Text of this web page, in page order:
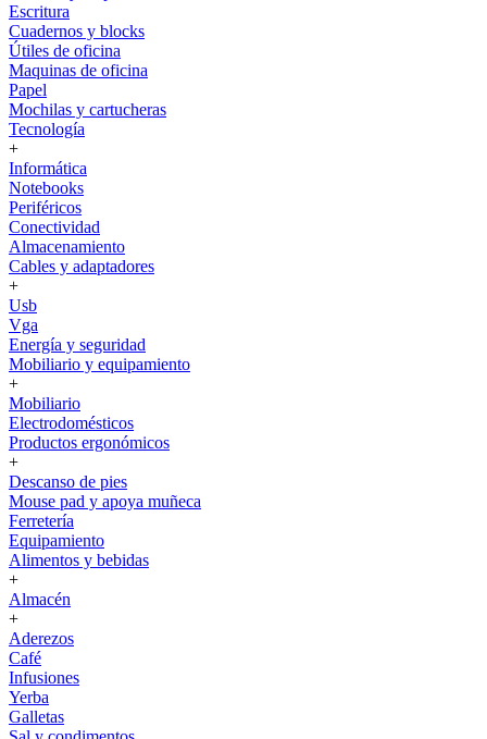
Escritura
Cuadernos y blocks
Útiles de oficina
Maquinas de oficina
Papel
Mochilas y cartucheras
Tecnología
+
Informática
Notebooks
Periféricos
Conectividad
Almacenamiento
Cables y adaptadores
+
Usb
Vga
Energía y seguridad
Mobiliario y equipamiento
+
Mobiliario
Electrodomésticos
Productos ergonómicos
+
Descanso de pies
Mouse pad y apoya muñeca
Ferretería
Equipamiento
Alimentos y bebidas
+
Almacén
+
Aderezos
Café
Infusiones
Yerba
Galletas